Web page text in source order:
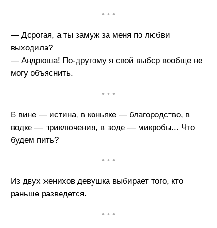
• • •
— Дорогая, а ты замуж за меня по любви
выходила?
— Андрюша! По-другому я свой выбор вообще не
могу объяснить.
• • •
В вине — истина, в коньяке — благородство, в
водке — приключения, в воде — микробы... Что
будем пить?
• • •
Из двух женихов девушка выбирает того, кто
раньше разведется.
• • •